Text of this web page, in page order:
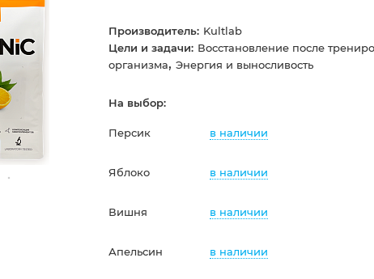
Производитель: Kultlab
Цели и задачи: Восстановление после
организма, Энергия и выносливость
На выбор:
Персик в наличии
Яблоко в наличии
Вишня в наличии
Апельсин в наличии